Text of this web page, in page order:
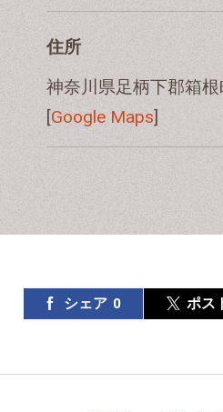
住所
神奈川県足柄下郡箱
[Google Maps]
シェア 0 ポス